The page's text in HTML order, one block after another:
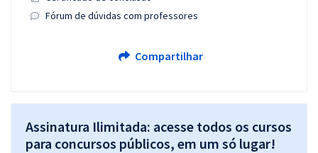
Fórum de dúvidas com professores
Compartilhar
Assinatura Ilimitada: acesse todos os cursos
para concursos públicos, em um só lugar!